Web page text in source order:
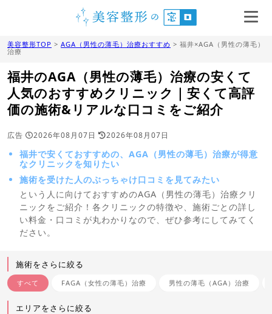
美容整形TOP > AGA（男性の薄毛）治療おすすめ > 福井×AGA（男性の薄毛）
治療
福井のAGA（男性の薄毛）治療の安くて
人気のおすすめクリニック｜安くて高評
価の施術&リアルな口コミをご紹介
広告 2026年08月07日 2026年08月07日
福井で安くておすすめの、AGA（男性の薄毛）治療が得意
なクリニックを知りたい
施術を受けた人のぶっちゃけ口コミを見てみたい
という人に向けておすすめのAGA（男性の薄毛）治療クリ
ニックをご紹介！各クリニックの特徴や、施術ごとの詳し
い料金・口コミが丸わかりなので、ぜひ参考にしてみてく
ださい。
施術をさらに絞る
すべて FAGA（女性の薄毛）治療 男性の薄毛（AGA）治療
エリアをさらに絞る